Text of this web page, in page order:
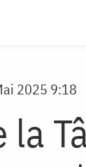
2025 9:18
la